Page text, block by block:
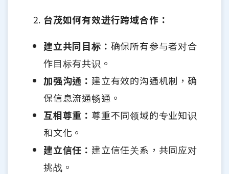
台茂如何有效进行跨域合作：
建立共同目标： 确保所有参与者对合
作目标有共识。
加强沟通： 建立有效的沟通机制，确
保信息流通畅通。
互相尊重： 尊重不同领域的专业知识
和文化。
建立信任： 建立信任关系，共同应对
挑战。